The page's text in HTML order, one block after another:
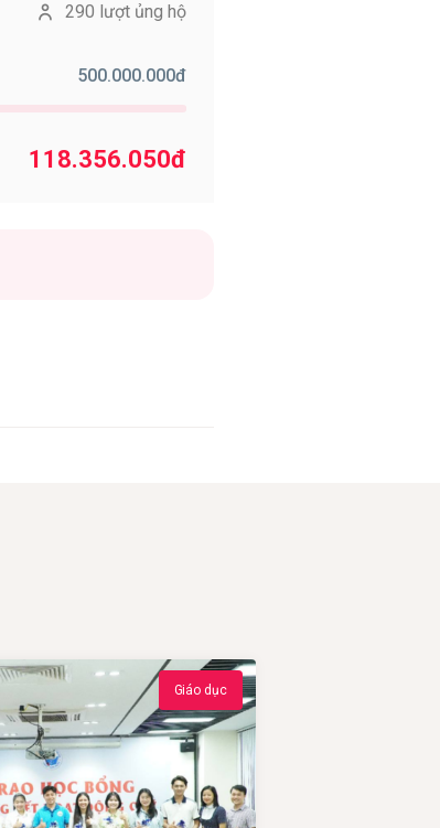
290 lượt ủng hộ
500.000.000đ
118.356.050đ
Giáo dục